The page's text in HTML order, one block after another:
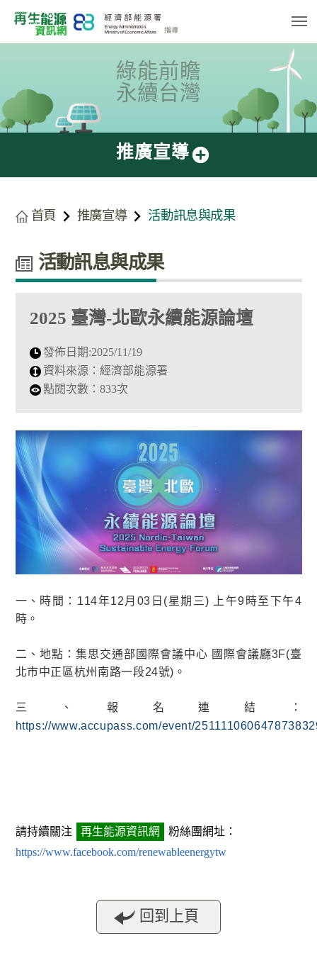
綠能前瞻
永續台灣
推廣宣導
首頁 推廣宣導 活動訊息與成果
活動訊息與成果
2025 臺灣-北歐永續能源論壇
發佈日期:2025/11/19
資料來源： 經濟部能源署
點閱次數： 833次
一、時間：114年12月03日(星期三) 上午9時至下午4
時。
二、地點：集思交通部國際會議中心 國際會議廳3F(臺
北市中正區杭州南路一段24號)。
三、報名連結：
https://www.accupass.com/event/
請持續關注 再生能源資訊網
粉絲團網址：
https://www.facebook.com/renewableenergytw
回到上頁